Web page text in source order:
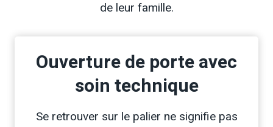
de leur famille.
Ouverture de porte avec
soin technique
Se retrouver sur le palier ne signifie pas